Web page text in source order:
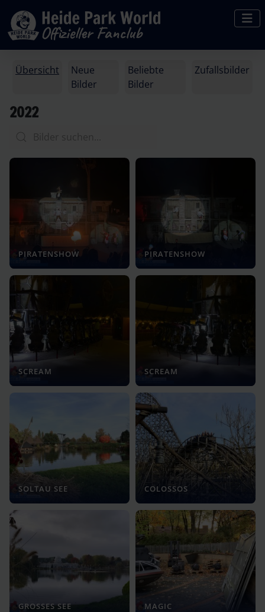
Übersicht
Neue
Bilder
Beliebte
Bilder
Zufallsbilder
2022
PIRATENSHOW PIRATENSHOW
SCREAM SCREAM
SOLTAU SEE COLOSSOS
GROSSES SEE MAGIC